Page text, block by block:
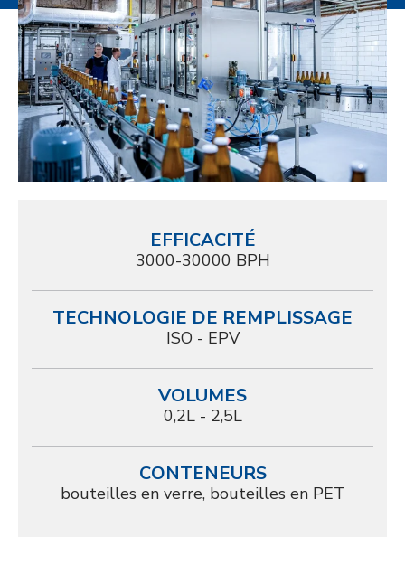
EFFICACITÉ
3000-30000 BPH
TECHNOLOGIE DE REMPLISSAGE
ISO - EPV
VOLUMES
0,2L - 2,5L
CONTENEURS
bouteilles en verre, bouteilles en PET